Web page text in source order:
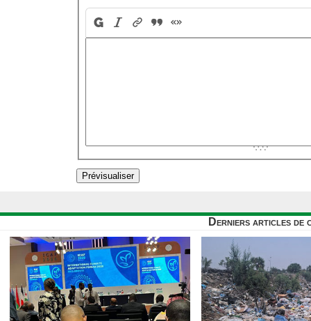
Derniers articles de